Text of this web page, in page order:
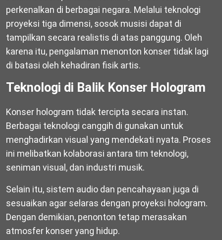
perkenalkan di berbagai negara. Melalui teknologi
proyeksi tiga dimensi, sosok musisi dapat di
tampilkan secara realistis di atas panggung. Oleh
karena itu, pengalaman menonton konser tidak lagi
di batasi oleh kehadiran fisik artis.
Teknologi di Balik Konser Hologram
Konser hologram tidak tercipta secara instan.
Berbagai teknologi canggih di gunakan untuk
menghadirkan visual yang mendekati nyata. Proses
ini melibatkan kolaborasi antara tim teknologi,
seniman visual, dan industri musik.
Selain itu, sistem audio dan pencahayaan juga di
sesuaikan agar selaras dengan proyeksi hologram.
Dengan demikian, penonton tetap merasakan
atmosfer konser yang hidup.